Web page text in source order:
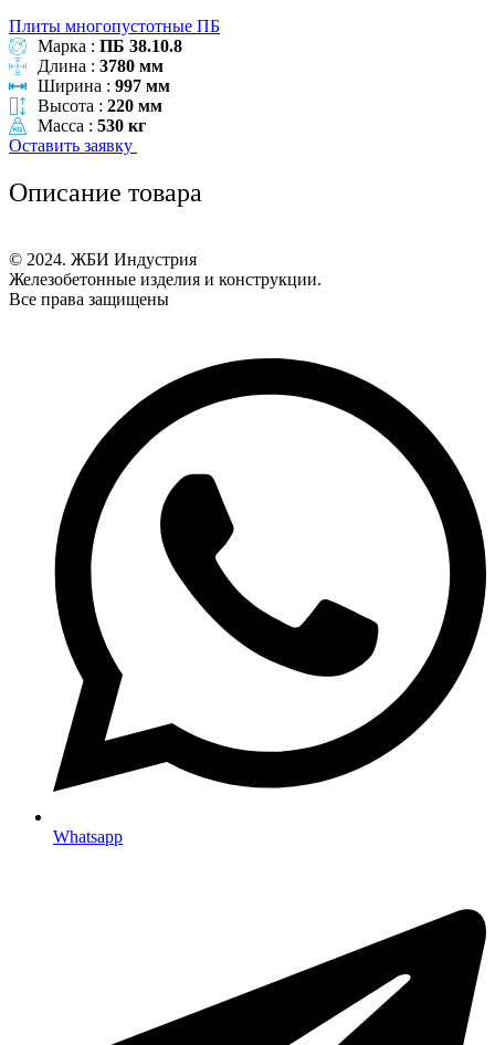
Плиты многопустотные ПБ
Марка : ПБ 38.10.8
Длина : 3780 мм
Ширина : 997 мм
Высота : 220 мм
Масса : 530 кг
Оставить заявку
Описание товара
© 2024. ЖБИ Индустрия
Железобетонные изделия и конструкции.
Все права защищены
Whatsapp